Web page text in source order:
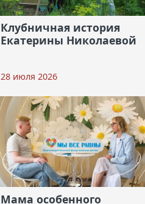
Клубничная история
Екатерины Николаевой
28 июля 2026
Мама особенного